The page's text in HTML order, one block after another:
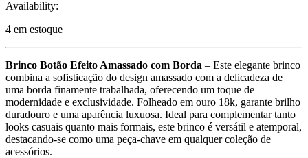
Availability:
4 em estoque
Brinco Botão Efeito Amassado com Borda – Este elegante brinco
combina a sofisticação do design amassado com a delicadeza de
uma borda finamente trabalhada, oferecendo um toque de
modernidade e exclusividade. Folheado em ouro 18k, garante brilho
duradouro e uma aparência luxuosa. Ideal para complementar tanto
looks casuais quanto mais formais, este brinco é versátil e atemporal,
destacando-se como uma peça-chave em qualquer coleção de
acessórios.